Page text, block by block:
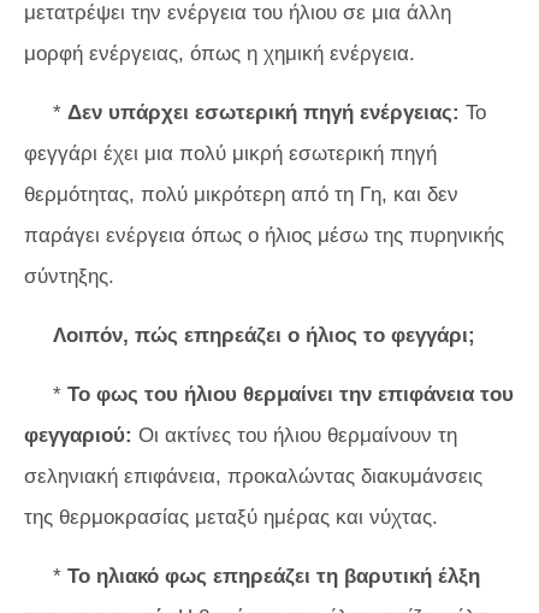
μετατρέψει την ενέργεια του ήλιου σε μια άλλη
μορφή ενέργειας, όπως η χημική ενέργεια.
* Δεν υπάρχει εσωτερική πηγή ενέργειας: Το
φεγγάρι έχει μια πολύ μικρή εσωτερική πηγή
θερμότητας, πολύ μικρότερη από τη Γη, και δεν
παράγει ενέργεια όπως ο ήλιος μέσω της πυρηνικής
σύντηξης.
Λοιπόν, πώς επηρεάζει ο ήλιος το φεγγάρι;
* Το φως του ήλιου θερμαίνει την επιφάνεια του
φεγγαριού: Οι ακτίνες του ήλιου θερμαίνουν τη
σεληνιακή επιφάνεια, προκαλώντας διακυμάνσεις
της θερμοκρασίας μεταξύ ημέρας και νύχτας.
* Το ηλιακό φως επηρεάζει τη βαρυτική έλξη